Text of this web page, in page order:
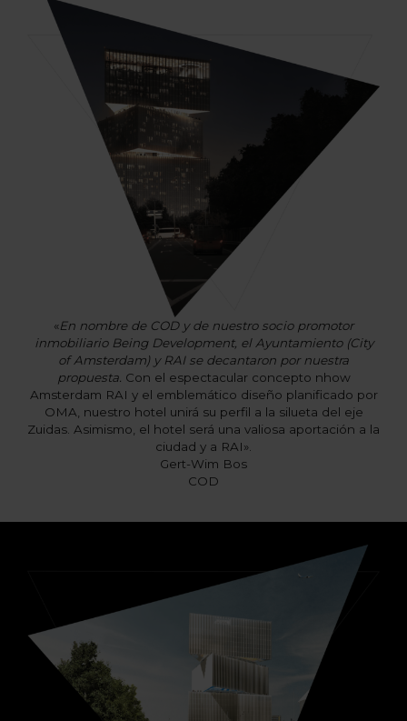
«En nombre de COD y de nuestro socio promotor
inmobiliario Being Development, el Ayuntamiento (City
of Amsterdam) y RAI se decantaron por nuestra
propuesta. Con el espectacular concepto nhow
Amsterdam RAI y el emblemático diseño planificado por
OMA, nuestro hotel unirá su perfil a la silueta del eje
Zuidas. Asimismo, el hotel será una valiosa aportación a la
ciudad y a RAI».
Gert-Wim Bos
COD